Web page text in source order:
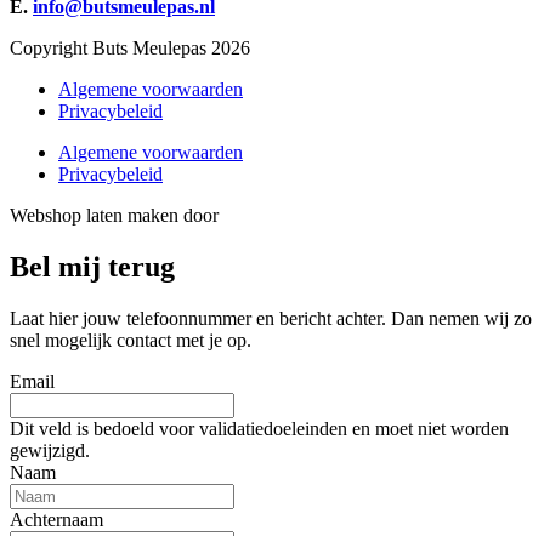
E. info@butsmeulepas.nl
Copyright Buts Meulepas 2026
Algemene voorwaarden
Privacybeleid
Algemene voorwaarden
Privacybeleid
Webshop laten maken door
Bel mij terug
Laat hier jouw telefoonnummer en bericht achter. Dan nemen wij zo
snel mogelijk contact met je op.
Email
Dit veld is bedoeld voor validatiedoeleinden en moet niet worden
gewijzigd.
Naam
Achternaam